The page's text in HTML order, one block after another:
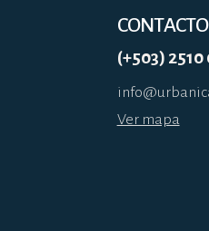
CONTACTO
(+503) 2510
Ver mapa